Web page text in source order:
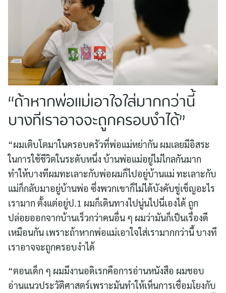
“ถ้าหากพ่อแม่เอาใจใส่มากกว่านี้
บางทีเราอาจจะถูกครอบงำได้”
“ผมเติบโตมาในครอบครัวที่พ่อแม่หย่ากัน ผมเลยมีอิสระ
ในการใช้ชีวิตในระดับหนึ่ง บ้านพ่อแม่อยู่ไม่ไกลกันมาก
ทำให้บางทีผมทะเลาะกับพ่อผมก็ไปอยู่บ้านแม่ ทะเลาะกับ
แม่ก็กลับมาอยู่บ้านพ่อ ซึ่งพวกเขาก็ไม่ได้บังคับขู่เข็ญอะไร
เรามาก ตั้งแต่อยู่ป.1 ผมก็เดินทางไปนู่นไปนี่เองได้ ถูก
ปล่อยออกจากบ้านเร็วกว่าคนอื่น ๆ ผมว่ามันก็เป็นเรื่องดี
เหมือนกัน เพราะถ้าหากพ่อแม่เอาใจใส่เรามากกว่านี้ บางที
เราอาจจะถูกครอบงำได้
“ตอนเด็ก ๆ ผมมีงานอดิเรกคือการอ่านหนังสือ ผมชอบ
อ่านแนวประวัติศาสตร์เพราะมันทำให้เห็นการเชื่อมโยงกับ